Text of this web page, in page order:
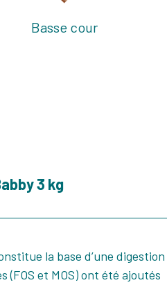
Basse cour
3 kg
la base d’une digestion
(FOS et MOS) ont été ajoutés